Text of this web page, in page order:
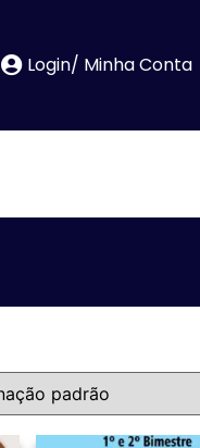
Login/ Minha Conta